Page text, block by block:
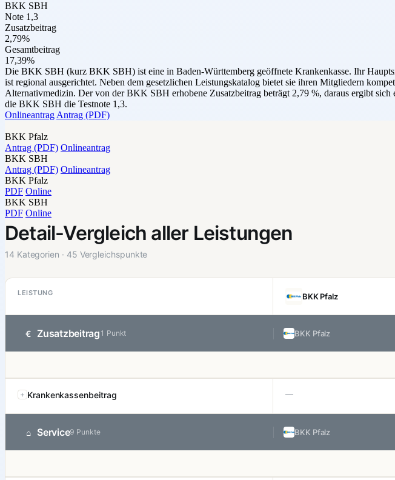
BKK SBH
Note 1,3
Zusatzbeitrag
2,79%
Gesamtbeitrag
17,39%
Die BKK SBH (kurz BKK SBH) ist eine in Baden-Württemberg geöffnete Krankenkasse. Ihr
ist regional ausgerichtet. Neben dem gesetzlichen Leistungskatalog bietet sie ihren Mitgliedern
Alternativmedizin. Der von der BKK SBH erhobene Zusatzbeitrag beträgt 2,79 %, daraus ergibt
die BKK SBH die Testnote 1,3.
Onlineantrag Antrag (PDF)
BKK Pfalz
Antrag (PDF) Onlineantrag
BKK SBH
Antrag (PDF) Onlineantrag
BKK Pfalz
PDF Online
BKK SBH
PDF Online
Detail-Vergleich aller Leistungen
14 Kategorien · 45 Vergleichspunkte
LEISTUNG BKK Pfalz
€ Zusatzbeitrag 1 Punkt BKK Pfalz
Krankenkassenbeitrag —
⌂ Service9 Punkte BKK Pfalz